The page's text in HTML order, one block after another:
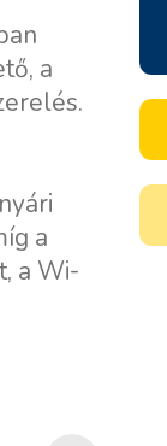
a
a
a Wi-